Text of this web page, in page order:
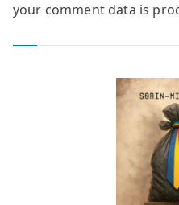
your comment data is